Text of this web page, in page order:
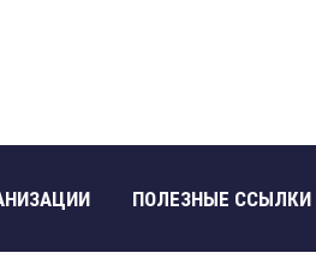
ПОЛЕЗНЫЕ ССЫЛКИ